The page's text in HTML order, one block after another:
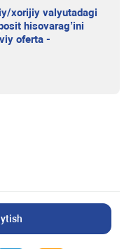
xorijiy valyutadagi
hisovarag’ini
oferta -